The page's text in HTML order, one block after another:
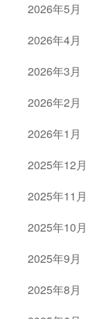
2026年5月
2026年4月
2026年3月
2026年2月
2026年1月
2025年12月
2025年11月
2025年10月
2025年9月
2025年8月